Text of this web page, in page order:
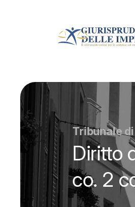
Tribunale
Diritto
co. 2